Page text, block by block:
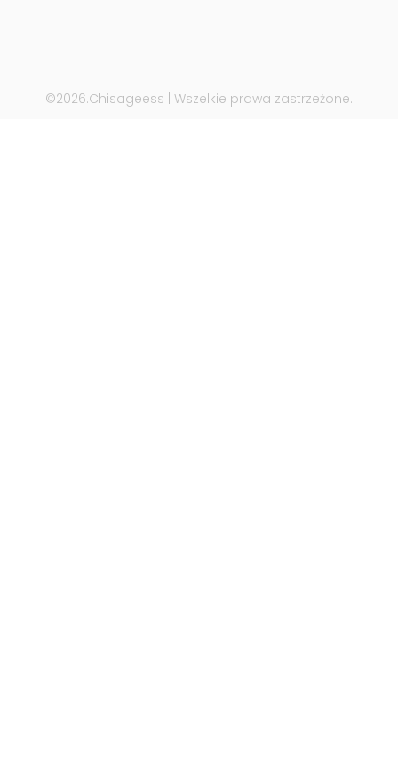
©2026.Chisageess | Wszelkie prawa zastrzeżone.